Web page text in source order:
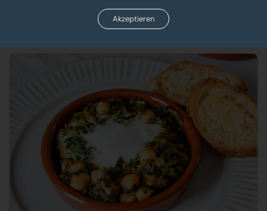
Produkte, Rezepte & Tipps!
Akzeptieren